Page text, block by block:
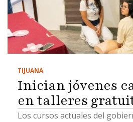
TIJUANA
Inician jóvenes
en talleres
Los cursos actuales del